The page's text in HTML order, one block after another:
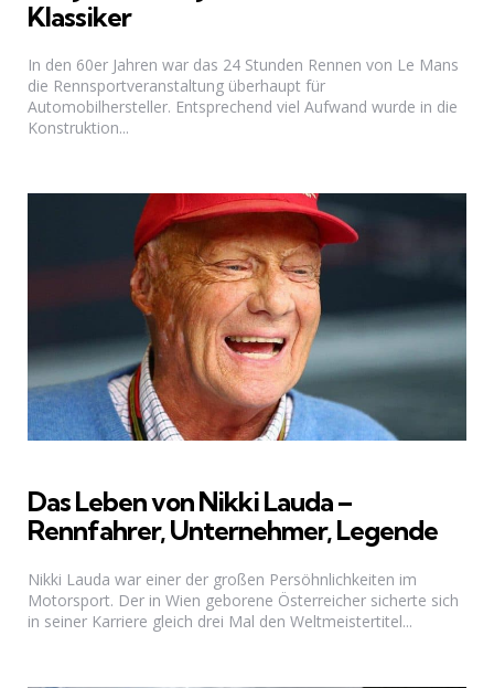
Klassiker
In den 60er Jahren war das 24 Stunden Rennen von Le Mans
die Rennsportveranstaltung überhaupt für
Automobilhersteller. Entsprechend viel Aufwand wurde in die
Konstruktion...
Das Leben von Nikki Lauda –
Rennfahrer, Unternehmer, Legende
Nikki Lauda war einer der großen Persöhnlichkeiten im
Motorsport. Der in Wien geborene Österreicher sicherte sich
in seiner Karriere gleich drei Mal den Weltmeistertitel...